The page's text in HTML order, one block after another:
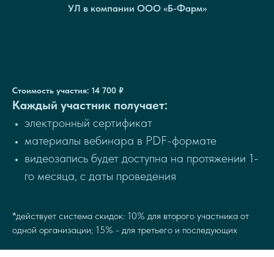
УЛ в компании ООО «Б-Фарм»
Стоимость участия: 14 700 ₽
Каждый участник получает:
электронный сертификат
материалы вебинара в PDF-формате
видеозапись будет доступна на протяжении 1-
го месяца, с даты проведения
*действует система скидок: 10% для второго участника от
одной организации; 15% - для третьего и последующих